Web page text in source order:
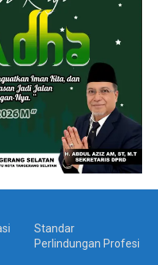
Standar
Perlindungan Profesi